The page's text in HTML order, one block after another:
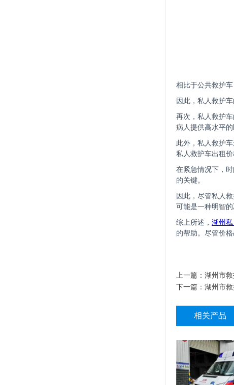
相比于公共救护
因此，私人救护
再次，私人救护
病人提供高水平的
此外，私人救护
私人救护车出租
在紧急情况下，
的关键。
因此，尽管私人
可能是一种明智
综上所述， 湖州
的帮助。尽管价
上一篇： 湖州市
下一篇： 湖州市
相关产品